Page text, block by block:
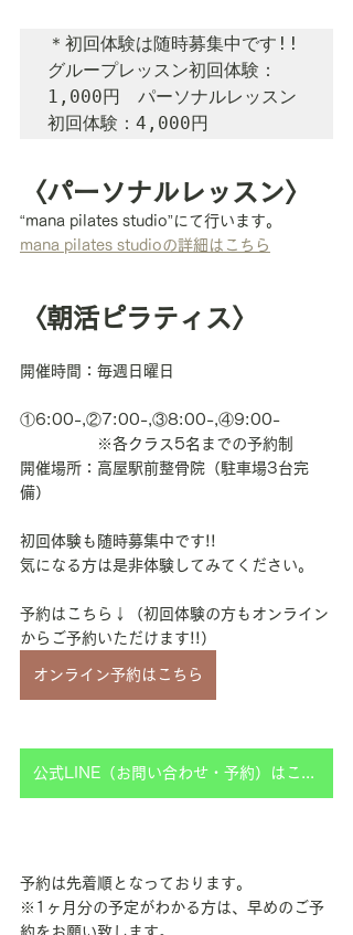
＊初回体験は随時募集中です!!
グループレッスン初回体験：
1,000円　パーソナルレッスン
初回体験：4,000円
〈パーソナルレッスン〉
“mana pilates studio”にて行います。
mana pilates studioの詳細はこちら
〈朝活ピラティス〉
開催時間：毎週日曜日
①6:00-,②7:00-,③8:00-,④9:00-
※各クラス5名までの予約制
開催場所：高屋駅前整骨院（駐車場3台完
備）
初回体験も随時募集中です!!
気になる方は是非体験してみてください。
予約はこちら↓（初回体験の方もオンライン
からご予約いただけます!!）
オンライン予約はこちら
予約は先着順となっております。
※1ヶ月分の予定がわかる方は、早めのご予
約をお願い致します。